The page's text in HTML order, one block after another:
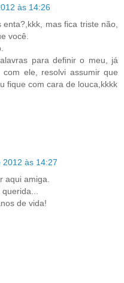
às 14:26
mas fica triste não,
você.
para definir o meu, já
ele, resolvi assumir que
fique com cara de louca,kkkk
às 14:27
aqui amiga.
querida...
de vida!